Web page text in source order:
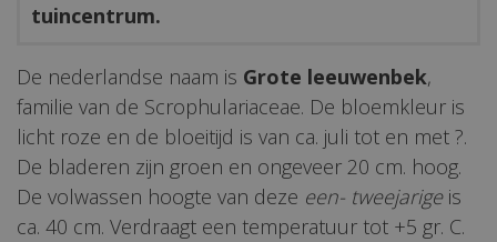
tuincentrum.
De nederlandse naam is Grote leeuwenbek,
familie van de Scrophulariaceae. De bloemkleur is
licht roze en de bloeitijd is van ca. juli tot en met ?.
De bladeren zijn groen en ongeveer 20 cm. hoog.
De volwassen hoogte van deze een- tweejarigeis
ca. 40 cm. Verdraagt een temperatuur tot +5 gr. C.